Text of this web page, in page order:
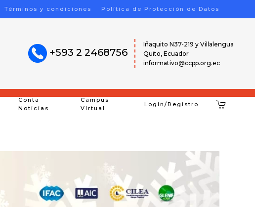
Términos y condiciones Política de Protección de Datos
+593 2 2468756
Iñaquito N37-219 y Villalengua
Quito, Ecuador
informativo@ccpp.org.ec
Conta
Noticias
Campus
Virtual
Login/Registro